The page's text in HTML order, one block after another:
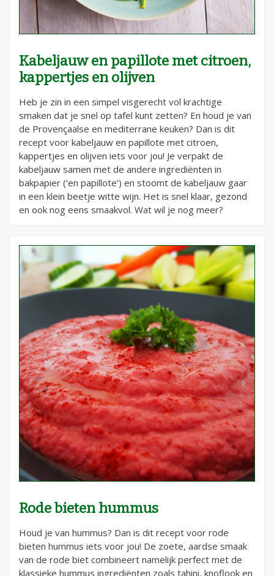
Kabeljauw en papillote met citroen,
kappertjes en olijven
Heb je zin in een simpel visgerecht vol krachtige
smaken dat je snel op tafel kunt zetten? En houd je van
de Provençaalse en mediterrane keuken? Dan is dit
recept voor kabeljauw en papillote met citroen,
kappertjes en olijven iets voor jou! Je verpakt de
kabeljauw samen met de andere ingrediënten in
bakpapier (‘en papillote’) en stoomt de kabeljauw gaar
in een klein beetje witte wijn. Het is snel klaar, gezond
en ook nog eens smaakvol. Wat wil je nog meer?
Rode bieten hummus
Houd je van hummus? Dan is dit recept voor rode
bieten hummus iets voor jou! De zoete, aardse smaak
van de rode biet combineert namelijk perfect met de
klassieke hummus ingrediënten zoals tahini, knoflook en